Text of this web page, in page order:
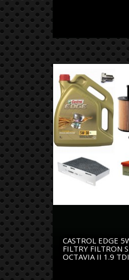
CASTROL EDGE
FILTRY FILTRON
OCTAVIA II 1.9